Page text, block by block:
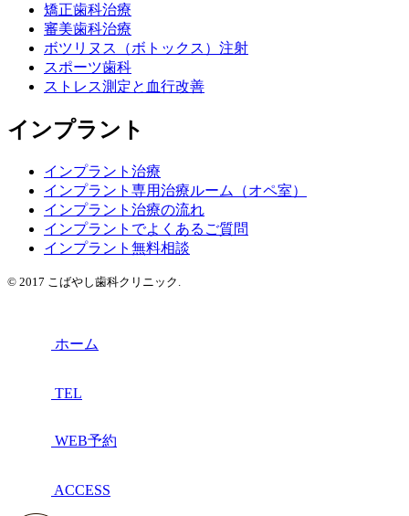
矯正歯科治療
審美歯科治療
ボツリヌス（ボトックス）注射
スポーツ歯科
ストレス測定と血行改善
インプラント
インプラント治療
インプラント専用治療ルーム（オペ室）
インプラント治療の流れ
インプラントでよくあるご質問
インプラント無料相談
© 2017 こばやし歯科クリニック.
ホーム
TEL
WEB予約
ACCESS